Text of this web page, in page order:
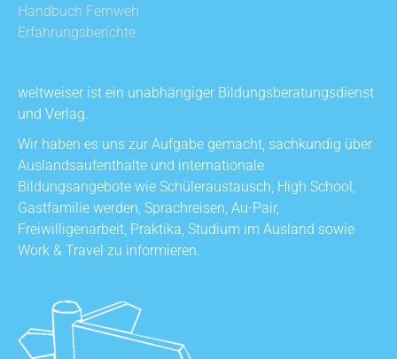
Handbuch Fernweh
Erfahrungsberichte
weltweiser ist ein unabhängiger Bildungsberatungsdienst
und Verlag.
Wir haben es uns zur Aufgabe gemacht, sachkundig über
Auslandsaufenthalte und internationale
Bildungsangebote wie Schüleraustausch, High School,
Gastfamilie werden, Sprachreisen, Au-Pair,
Freiwilligenarbeit, Praktika, Studium im Ausland sowie
Work & Travel zu informieren.